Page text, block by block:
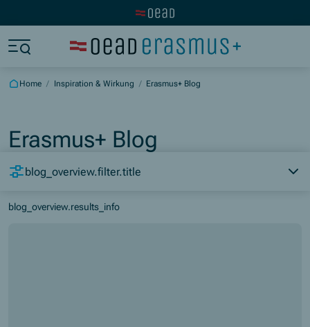
Home / Inspiration & Wirkung / Erasmus+ Blog
Erasmus+ Blog
blog_overview.filter.title
blog_overview.results_info